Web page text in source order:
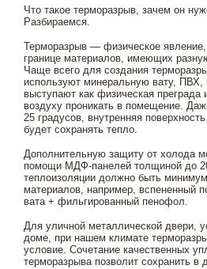
Что такое терморазрыв, зачем он
Разбираемся.
Терморазрыв — физическое
границе материалов, имеющих
Чаще всего для создания
используют минеральную вату, ПВХ,
выступают как физическая
воздуху проникать в помещение.
25 градусов, внутренняя
будет сохранять тепло.
Дополнительную защиту от холода
помощи МДФ-панелей толщиной до
теплоизоляции должно быть
материалов, например, вспененный
вата + фильгированный пенофол.
Для уличной металлической двери,
доме, при нашем климате
условие. Сочетание качественных
терморазрыва позволит сохранить в